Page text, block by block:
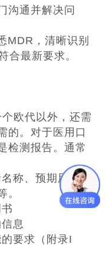
沟通并解决问
MDR ，清晰识别
合最新要求。
欧代以外，还需
的。对于医用口
检测报告。通常
称、预期用途、
。
息
要求（附录I